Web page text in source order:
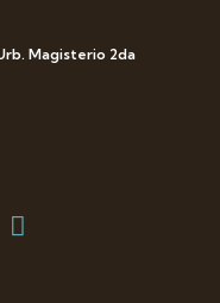
Magisterio 2da